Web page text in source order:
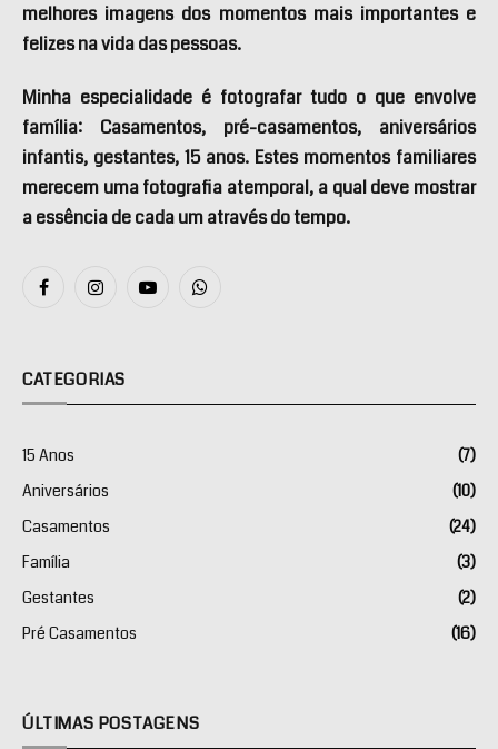
melhores imagens dos momentos mais importantes e
felizes na vida das pessoas.
Minha especialidade é fotografar tudo o que envolve
família: Casamentos, pré-casamentos, aniversários
infantis, gestantes, 15 anos. Estes momentos familiares
merecem uma fotografia atemporal, a qual deve mostrar
a essência de cada um através do tempo.
FacebookInstagramYouTubeWhatsApp
CATEGORIAS
15 Anos
(7)
Aniversários
(10)
Casamentos
(24)
Família
(3)
Gestantes
(2)
Pré Casamentos
(16)
ÚLTIMAS POSTAGENS